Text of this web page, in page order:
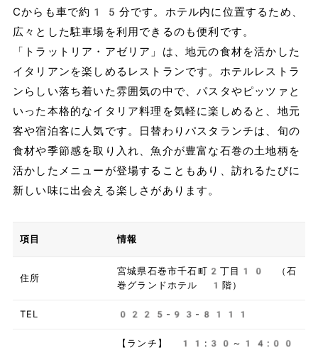
Cからも車で約15分です。ホテル内に位置するため、
広々とした駐車場を利用できるのも便利です。
「トラットリア・アゼリア」は、地元の食材を活かした
イタリアンを楽しめるレストランです。ホテルレストラ
ンらしい落ち着いた雰囲気の中で、パスタやピッツァと
いった本格的なイタリア料理を気軽に楽しめると、地元
客や宿泊客に人気です。日替わりパスタランチは、旬の
食材や季節感を取り入れ、魚介が豊富な石巻の土地柄を
活かしたメニューが登場することもあり、訪れるたびに
新しい味に出会える楽しさがあります。
項目 情報
住所
宮城県石巻市千石町2丁目10 （石
巻グランドホテル 1階）
TEL 0225-93-8111
【ランチ】 11:30～14:00